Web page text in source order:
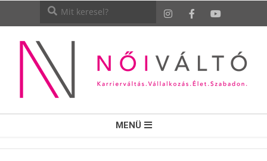
NŐI
VÁLTÓ
MENÜ